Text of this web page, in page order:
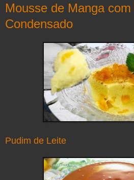
Mousse de Manga
Condensado
Pudim de Leite